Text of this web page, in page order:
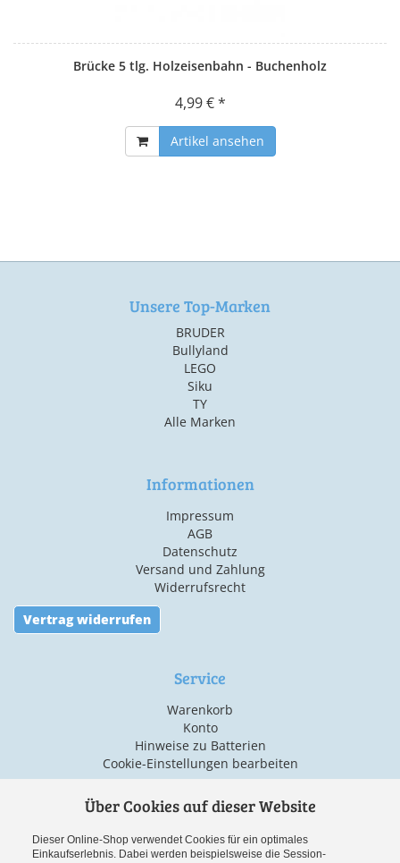
Brücke 5 tlg. Holzeisenbahn - Buchenholz
4,99 € *
Artikel ansehen
Unsere Top-Marken
BRUDER
Bullyland
LEGO
Siku
TY
Alle Marken
Informationen
Impressum
AGB
Datenschutz
Versand und Zahlung
Widerrufsrecht
Vertrag widerrufen
Service
Warenkorb
Konto
Hinweise zu Batterien
Cookie-Einstellungen bearbeiten
Über Cookies auf dieser Website
Dieser Online-Shop verwendet Cookies für ein optimales
Einkaufserlebnis. Dabei werden beispielsweise die Session-